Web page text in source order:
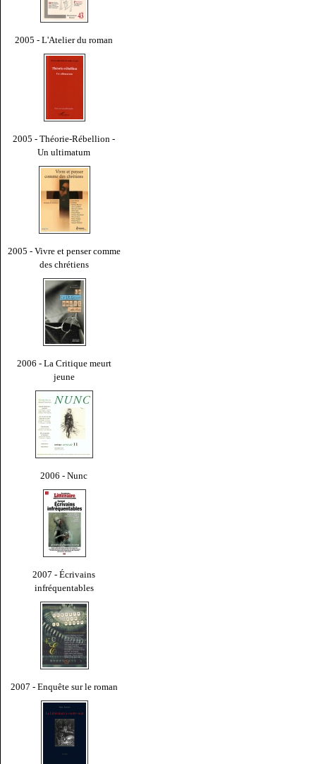
2005 - L'Atelier du roman
2005 - Théorie-Rébellion -
Un ultimatum
2005 - Vivre et penser comme
des chrétiens
2006 - La Critique meurt
jeune
2006 - Nunc
2007 - Écrivains
infréquentables
2007 - Enquête sur le roman